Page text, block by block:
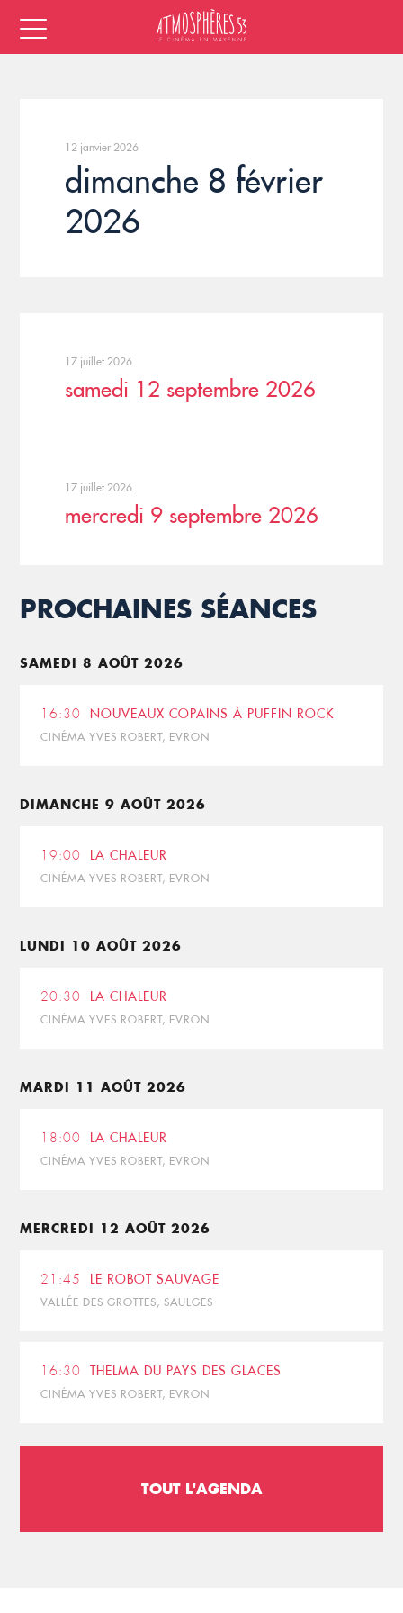
12 janvier 2026
dimanche 8 février
2026
17 juillet 2026
samedi 12 septembre 2026
17 juillet 2026
mercredi 9 septembre 2026
PROCHAINES SÉANCES
SAMEDI 8 AOÛT 2026
16:30 NOUVEAUX COPAINS À PUFFIN ROCK
CINÉMA YVES ROBERT, EVRON
DIMANCHE 9 AOÛT 2026
19:00 LA CHALEUR
CINÉMA YVES ROBERT, EVRON
LUNDI 10 AOÛT 2026
20:30 LA CHALEUR
CINÉMA YVES ROBERT, EVRON
MARDI 11 AOÛT 2026
18:00 LA CHALEUR
CINÉMA YVES ROBERT, EVRON
MERCREDI 12 AOÛT 2026
21:45 LE ROBOT SAUVAGE
VALLÉE DES GROTTES, SAULGES
16:30 THELMA DU PAYS DES GLACES
CINÉMA YVES ROBERT, EVRON
TOUT L'AGENDA